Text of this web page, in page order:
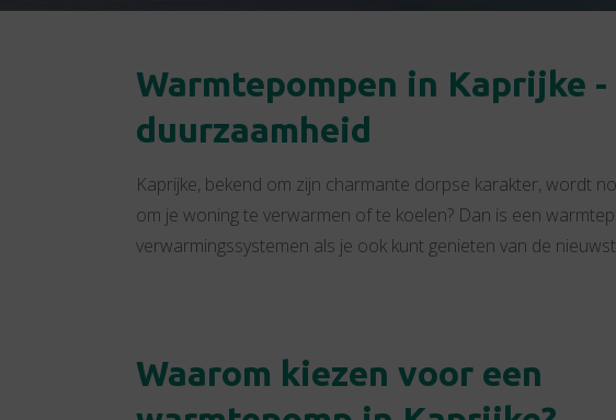
Warmtepompen in Kaprijke
duurzaamheid
Kaprijke, bekend om zijn charmante dorpse karakter, wordt
om je woning te verwarmen of te koelen? Dan is een
verwarmingssystemen als je ook kunt genieten van de
Waarom kiezen voor een